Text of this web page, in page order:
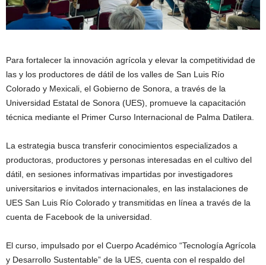
Para fortalecer la innovación agrícola y elevar la competitividad de
las y los productores de dátil de los valles de San Luis Río
Colorado y Mexicali, el Gobierno de Sonora, a través de la
Universidad Estatal de Sonora (UES), promueve la capacitación
técnica mediante el Primer Curso Internacional de Palma Datilera.
La estrategia busca transferir conocimientos especializados a
productoras, productores y personas interesadas en el cultivo del
dátil, en sesiones informativas impartidas por investigadores
universitarios e invitados internacionales, en las instalaciones de
UES San Luis Río Colorado y transmitidas en línea a través de la
cuenta de Facebook de la universidad.
El curso, impulsado por el Cuerpo Académico “Tecnología Agrícola
y Desarrollo Sustentable” de la UES, cuenta con el respaldo del